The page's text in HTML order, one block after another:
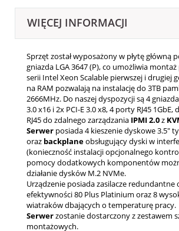
WIĘCEJ INFORMACJI
Sprzęt został wyposażony w płytę główną
gniazda LGA 3647 (P), co umożliwia
serii Intel Xeon Scalable pierwszej i drugiej
na RAM pozwalają na instalację do 3TB
2666MHz. Do naszej dyspozycji są 4 gniazda
3.0 x16 i 2x PCI-E 3.0 x8, 4 porty RJ45
RJ45 do zdalnego zarządzania IPMI 2.0z
Serwer posiada 4 kieszenie dyskowe 3.5"
oraz backplaneobsługujący dyski w
(konieczność instalacji opcjonalnego
pomocy dodatkowych komponentów
działanie dysków M.2 NVMe.
Urządzenie posiada zasilacze redundantne
efektywności 80 Plus Platinium oraz 8
wiatraków dbających o temperaturę pracy.
Serwerzostanie dostarczony z zestawem
montażowych.